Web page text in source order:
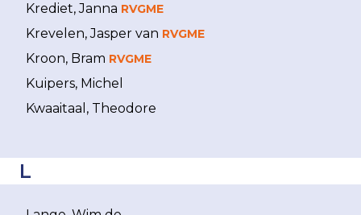
Krediet, Janna RVGME
Krevelen, Jasper van RVGME
Kroon, Bram RVGME
Kuipers, Michel
Kwaaitaal, Theodore
L